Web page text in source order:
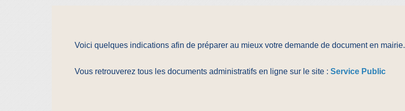
Voici quelques indications afin de préparer au mieux votre demande de document en mairie.
Vous retrouverez tous les documents administratifs en ligne sur le site : Service Public